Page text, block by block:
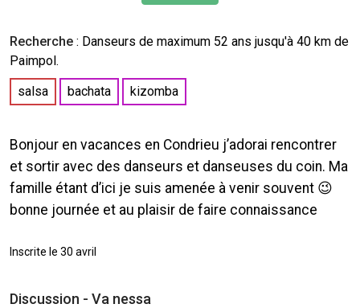
Recherche : Danseurs de maximum 52 ans jusqu'à 40 km de
Paimpol.
salsa
bachata kizomba
Bonjour en vacances en Condrieu j’adorai rencontrer
et sortir avec des danseurs et danseuses du coin. Ma
famille étant d’ici je suis amenée à venir souvent 😉
bonne journée et au plaisir de faire connaissance
Inscrite le 30 avril
Discussion - Va nessa